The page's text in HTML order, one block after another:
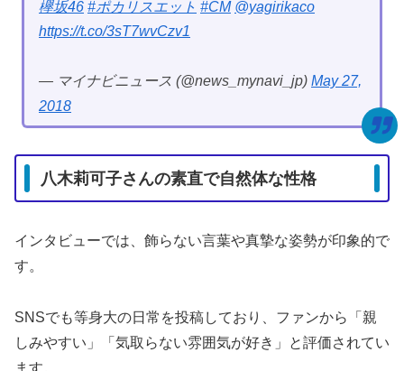
欅坂46 #ポカリスエット #CM @yagirikaco
https://t.co/3sT7wvCzv1
— マイナビニュース (@news_mynavi_jp) May 27,
2018
八木莉可子さんの素直で自然体な性格
インタビューでは、飾らない言葉や真摯な姿勢が印象的で
す。
SNSでも等身大の日常を投稿しており、ファンから「親
しみやすい」「気取らない雰囲気が好き」と評価されてい